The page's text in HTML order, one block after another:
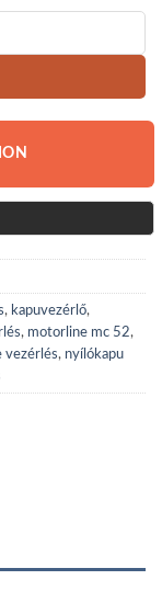
vezérlés mennyiség
, kapuvezérlő,
, motorline mc 52,
vezérlés, nyílókapu